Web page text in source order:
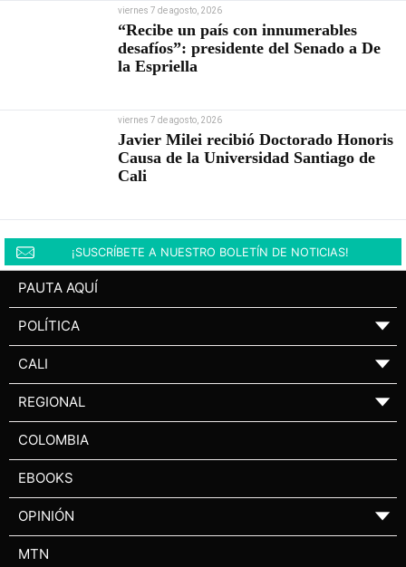
viernes 7 de agosto, 2026
“Recibe un país con innumerables
desafíos”: presidente del Senado a De
la Espriella
viernes 7 de agosto, 2026
Javier Milei recibió Doctorado Honoris
Causa de la Universidad Santiago de
Cali
¡SUSCRÍBETE A NUESTRO BOLETÍN DE NOTICIAS!
PAUTA AQUÍ
POLÍTICA ▼
CALI ▼
REGIONAL ▼
COLOMBIA
EBOOKS
OPINIÓN ▼
MTN